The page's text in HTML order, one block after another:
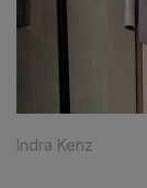
Indra Kenz